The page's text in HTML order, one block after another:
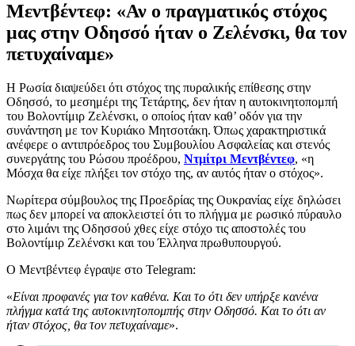
Μεντβέντεφ: «Αν ο πραγματικός στόχος
μας στην Οδησσό ήταν ο Ζελένσκι, θα τον
πετυχαίναμε»
Η Ρωσία διαψεύδει ότι στόχος της πυραλικής επίθεσης στην
Οδησσό, το μεσημέρι της Τετάρτης, δεν ήταν η αυτοκινητοπομπή
του Βολοντίμιρ Ζελένσκι, ο οποίος ήταν καθ’ οδόν για την
συνάντηση με τον Κυριάκο Μητσοτάκη. Όπως χαρακτηριστικά
ανέφερε ο αντιπρόεδρος του Συμβουλίου Ασφαλείας και στενός
συνεργάτης του Ρώσου προέδρου, Ντμίτρι Μεντβέντεφ, «η
Μόσχα θα είχε πλήξει τον στόχο της, αν αυτός ήταν ο στόχος».
Νωρίτερα σύμβουλος της Προεδρίας της Ουκρανίας είχε δηλώσει
πως δεν μπορεί να αποκλειστεί ότι το πλήγμα με ρωσικό πύραυλο
στο λιμάνι της Οδησσού χθες είχε στόχο τις αποστολές του
Βολοντίμιρ Ζελένσκι και του Έλληνα πρωθυπουργού.
Ο Μεντβέντεφ έγραψε στο Telegram:
«Είναι προφανές για τον καθένα. Και το ότι δεν υπήρξε κανένα
πλήγμα κατά της αυτοκινητοπομπής στην Οδησσό. Και το ότι αν
ήταν στόχος, θα τον πετυχαίναμε».